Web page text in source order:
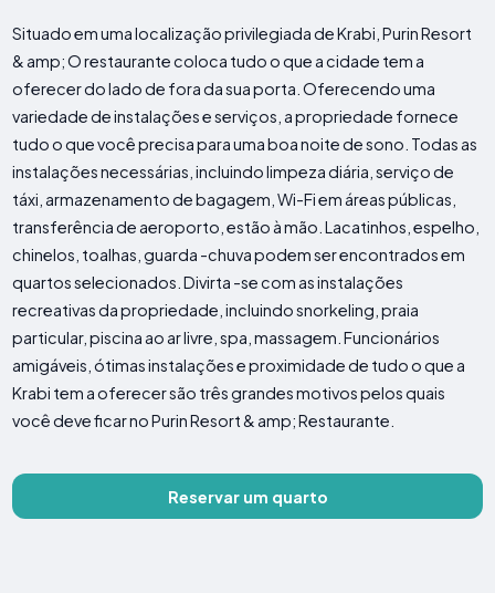
Situado em uma localização privilegiada de Krabi, Purin Resort
& amp; O restaurante coloca tudo o que a cidade tem a
oferecer do lado de fora da sua porta. Oferecendo uma
variedade de instalações e serviços, a propriedade fornece
tudo o que você precisa para uma boa noite de sono. Todas as
instalações necessárias, incluindo limpeza diária, serviço de
táxi, armazenamento de bagagem, Wi-Fi em áreas públicas,
transferência de aeroporto, estão à mão. Lacatinhos, espelho,
chinelos, toalhas, guarda -chuva podem ser encontrados em
quartos selecionados. Divirta -se com as instalações
recreativas da propriedade, incluindo snorkeling, praia
particular, piscina ao ar livre, spa, massagem. Funcionários
amigáveis, ótimas instalações e proximidade de tudo o que a
Krabi tem a oferecer são três grandes motivos pelos quais
você deve ficar no Purin Resort & amp; Restaurante.
Reservar um quarto